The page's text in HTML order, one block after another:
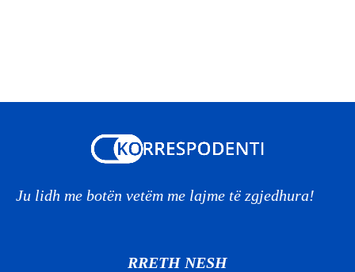
Ju lidh me botën vetëm me lajme të zgjedhura!
RRETH NESH